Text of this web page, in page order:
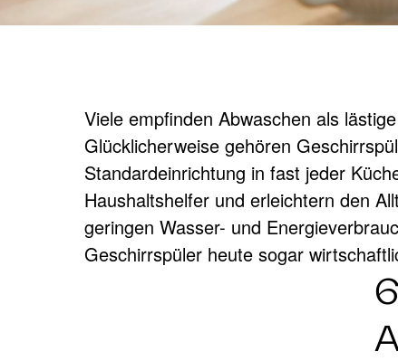
Wann sich das Abwaschen per
Viele empfinden Abwaschen als
Glücklicherweise gehören
Standardeinrichtung in fast jeder
Haushaltshelfer und erleichtern den
geringen Wasser- und
Geschirrspüler heute sogar